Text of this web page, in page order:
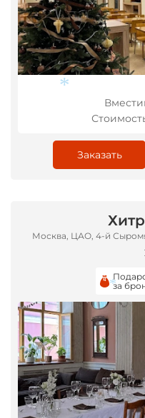
Заказать
Москва, ЦАО, 4-й
за
*
*